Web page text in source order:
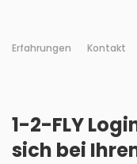
Erfahrungen Kontakt
1-2-FLY
sich bei